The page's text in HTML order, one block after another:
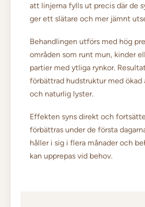
att linjerna fylls ut precis där de
ger ett slätare och mer jämnt
Behandlingen utförs med hög
områden som runt mun, kinder
partier med ytliga rynkor.
förbättrad hudstruktur med
och naturlig lyster.
Effekten syns direkt och
förbättras under de första
håller i sig i flera månader och
kan upprepas vid behov.